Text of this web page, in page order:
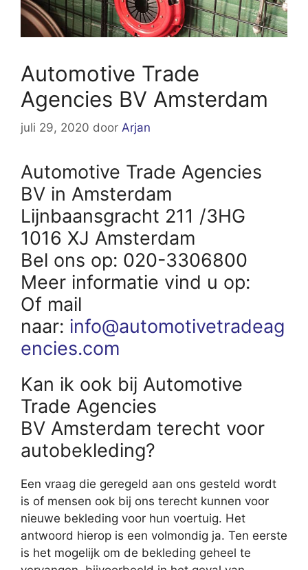
Automotive Trade
Agencies BV Amsterdam
juli 29, 2020 door Arjan
Automotive Trade Agencies
BV in Amsterdam
Lijnbaansgracht 211 /3HG
1016 XJ Amsterdam
Bel ons op: 020-3306800
Meer informatie vind u op:
Of mail
naar: info@automotivetradeag
encies.com
Kan ik ook bij Automotive
Trade Agencies
BV Amsterdam terecht voor
autobekleding?
Een vraag die geregeld aan ons gesteld wordt
is of mensen ook bij ons terecht kunnen voor
nieuwe bekleding voor hun voertuig. Het
antwoord hierop is een volmondig ja. Ten eerste
is het mogelijk om de bekleding geheel te